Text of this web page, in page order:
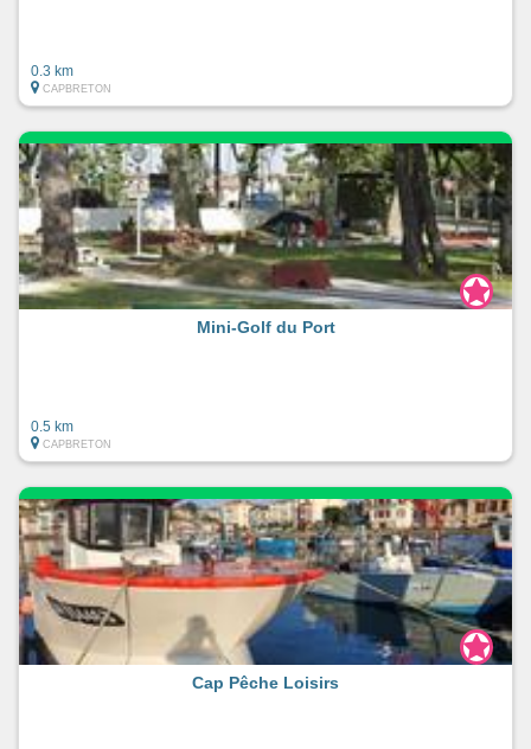
0.3 km
CAPBRETON
Mini-Golf du Port
0.5 km
CAPBRETON
Cap Pêche Loisirs